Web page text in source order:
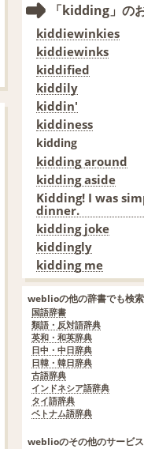
「kidding」の
kiddiewinkies
kiddiewinks
kiddified
kiddily
kiddin'
kiddiness
kidding
kidding around
kidding aside
Kidding! I was
dinner.
kidding joke
kiddingly
kidding me
weblioの他の辞書でも検
国語辞書
類語・反対語辞典
英和・和英辞典
日中・中日辞典
日韓・韓日辞典
古語辞典
インドネシア語辞典
タイ語辞典
ベトナム語辞典
weblioのその他のサービス